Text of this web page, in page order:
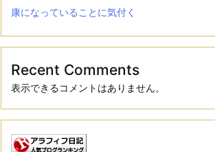
康になっていることに気付く
Recent Comments
表示できるコメントはありません。